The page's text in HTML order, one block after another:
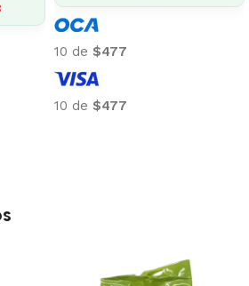
10 de $477
10 de $477